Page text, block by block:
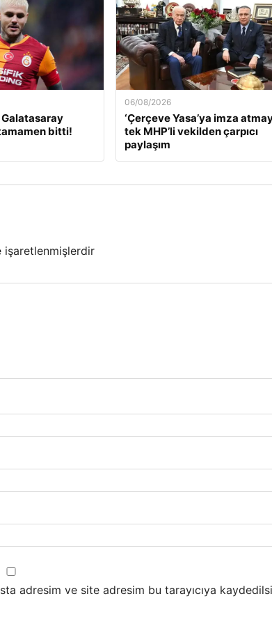
bitti!
06/08/2026
‘Çerçeve Yasa’ya imza
tek MHP’li vekilden çarpıcı
paylaşım
işaretlenmişlerdir
adresim ve site adresim bu tarayıcıya